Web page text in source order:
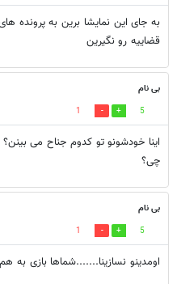
به جای این نمایشا برین به
قضاییه رو نگیرین
بی نام
5
1
اینا خودشونو تو کدوم جناح می
چی؟
بی نام
5
1
اومدینو نسازینا.......شماها بازی به